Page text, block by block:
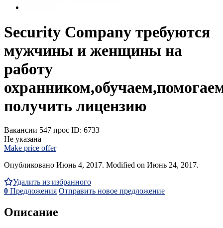
Security Company требуются
мужчины и женщины на
работу
получить лицензию
Вакансии 547 прос ID: 6733
Не указана
Make price offer
Опубликовано Июнь 4, 2017. Modified on Июнь 24, 2017.
Удалить из избранного
0 Предложения Отправить новое предложение
Описание